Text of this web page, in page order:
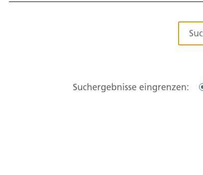
Suchergebnisse eingrenzen: